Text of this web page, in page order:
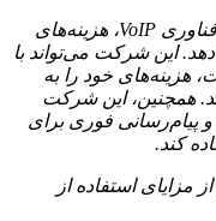
شرکت دیگری ممکن است با استفاده از فناوری VoIP، هزینه‌های
این شرکت می‌تواند با
هزینه‌های خود را به
همچنین، این شرکت
و پیام‌رسانی فوری برای
کند.
مزایای استفاده از